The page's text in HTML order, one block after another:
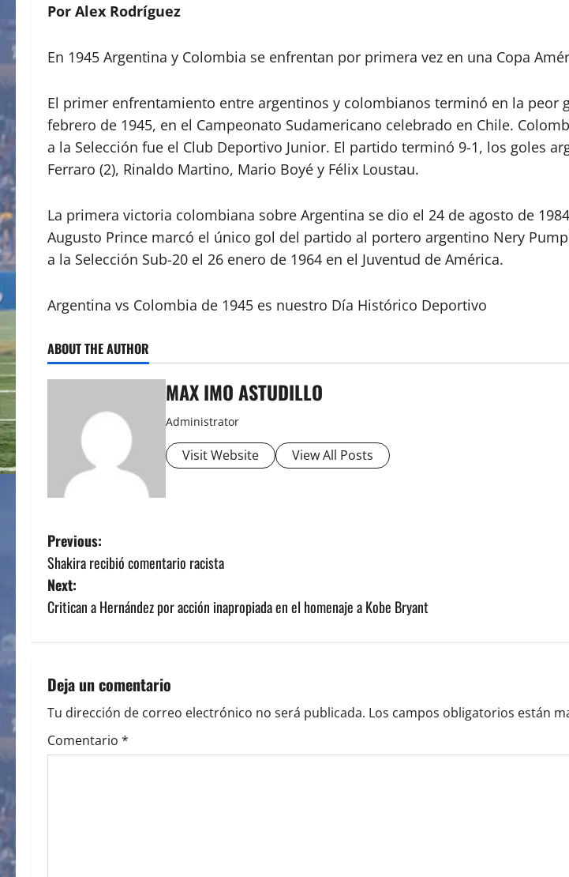
Por Alex Rodríguez
En 1945 Argentina y Colombia se enfrentan por primera vez en una Copa
El primer enfrentamiento entre argentinos y colombianos terminó en la peor
febrero de 1945, en el Campeonato Sudamericano celebrado en Chile.
a la Selección fue el Club Deportivo Junior. El partido terminó 9-1, los goles
Ferraro (2), Rinaldo Martino, Mario Boyé y Félix Loustau.
La primera victoria colombiana sobre Argentina se dio el 24 de agosto de
Augusto Prince marcó el único gol del partido al portero argentino Nery
a la Selección Sub-20 el 26 enero de 1964 en el Juventud de América.
Argentina vs Colombia de 1945 es nuestro Día Histórico Deportivo
ABOUT THE AUTHOR
MAX IMO ASTUDILLO
Administrator
Visit Website View All Posts
P
o
s
n
a
v
Previous:
Shakira recibió comentario racista
Next:
Critican a Hernández por acción inapropiada en el homenaje a Kobe Bryant
Deja un comentario
Tu dirección de correo electrónico no será publicada. Los campos obligatorios están
Comentario *